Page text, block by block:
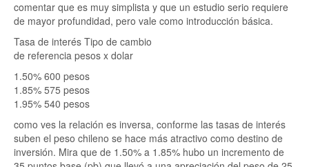
comentar que es muy simplista y que un estudio serio requiere
de mayor profundidad, pero vale como introducción básica.
Tasa de interés Tipo de cambio
de referencia pesos x dolar
1.50% 600 pesos
1.85% 575 pesos
1.95% 540 pesos
como ves la relación es inversa, conforme las tasas de interés
suben el peso chileno se hace más atractivo como destino de
inversión. Mira que de 1.50% a 1.85% hubo un incremento de